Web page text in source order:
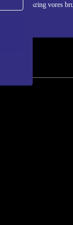
omkring vores